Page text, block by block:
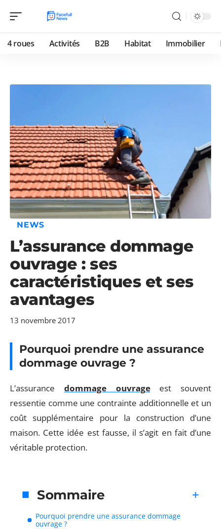
4 roues Activités B2B Habitat Immobilier
NEWS
L’assurance dommage
ouvrage : ses
caractéristiques et ses
avantages
13 novembre 2017
Pourquoi prendre une assurance
dommage ouvrage ?
L’assurance dommage ouvrageest souvent
ressentie comme une contrainte additionnelle et un
coût supplémentaire pour la construction d’une
maison. Cette idée est fausse, il s’agit en fait d’une
véritable protection.
Sommaire
Pourquoi prendre une assurance dommage
ouvrage ?